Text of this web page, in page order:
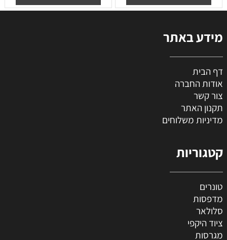
מידע באתר
דף הבית
אודות החברה
צור קשר
תקנון האתר
מדיניות משלוחים
קטגוריות
טונרים
מדפסות
סלולאר
ציוד היקפי
מגרסות